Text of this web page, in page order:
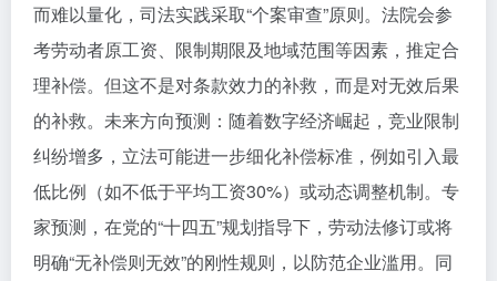
而难以量化，司法实践采取“个案审查”原则。法院会参
考劳动者原工资、限制期限及地域范围等因素，推定合
理补偿。但这不是对条款效力的补救，而是对无效后果
的补救。未来方向预测：随着数字经济崛起，竞业限制
纠纷增多，立法可能进一步细化补偿标准，例如引入最
低比例（如不低于平均工资30%）或动态调整机制。专
家预测，在党的“十四五”规划指导下，劳动法修订或将
明确“无补偿则无效”的刚性规则，以防范企业滥用。同